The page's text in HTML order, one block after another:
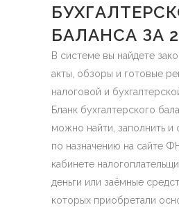
БАЛАНСА ЗА
В системе вы найдете
акты, обзоры и готовые
налоговой и
Бланк бухгалтерского
можно найти, заполнить и
по назначению на сайте
кабинете
деньги или заёмные
которых приобретали